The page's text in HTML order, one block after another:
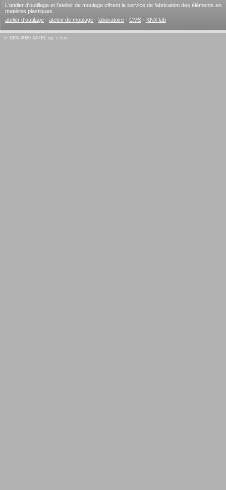
L'atelier d'outillage et l'atelier de moulage offrent le service de fabrication des éléments en
matières plastiques.
atelier d'outilage · ateleir de moulage · laboratoire · CMS · KNX lab
© 1990-2026 SATEL sp. z o.o.